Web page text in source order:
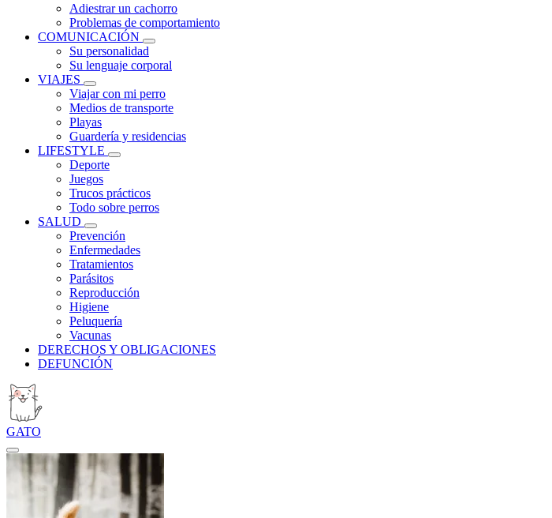
Adiestrar un cachorro
Problemas de comportamiento
COMUNICACIÓN
Su personalidad
Su lenguaje corporal
VIAJES
Viajar con mi perro
Medios de transporte
Playas
Guardería y residencias
LIFESTYLE
Deporte
Juegos
Trucos prácticos
Todo sobre perros
SALUD
Prevención
Enfermedades
Tratamientos
Parásitos
Reproducción
Higiene
Peluquería
Vacunas
DERECHOS Y OBLIGACIONES
DEFUNCIÓN
GATO